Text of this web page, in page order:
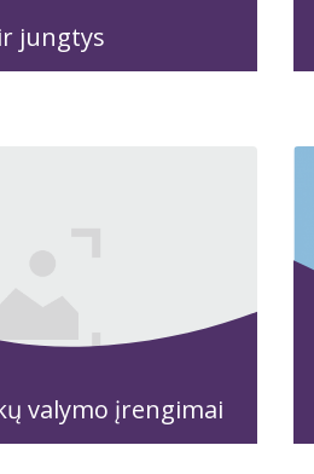
jungtys
valymo įrengimai